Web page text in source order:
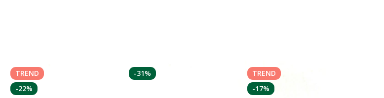
TREND
-22%
-31%
TREND
-17%